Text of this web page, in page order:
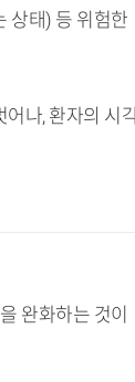
상태) 등 위험한
나, 환자의 시
완화하는 것이